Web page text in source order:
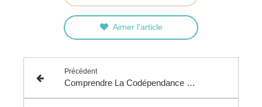
Aimer l'article
Précédent
Comprendre La Codépendance affective - A ne pas confondre avec la dépendance affective !